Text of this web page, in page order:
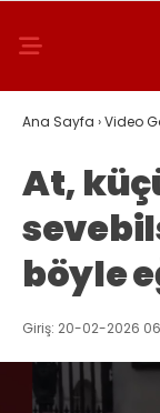
Ana Sayfa ›Video
At,
böyle
Giriş: 20-02-2026